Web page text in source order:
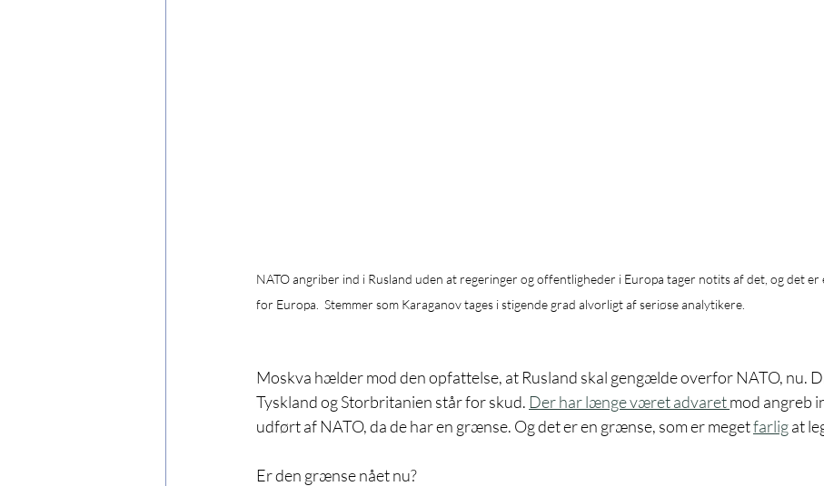
NATO angriber ind i Rusland uden at regeringer og offentligheder i Europa tager notits af det, og det
for Europa.  Stemmer som Karaganov tages i stigende grad alvorligt af seriøse analytikere.
Moskva hælder mod den opfattelse, at Rusland skal gengælde overfor NATO, nu.
Tyskland og Storbritanien står for skud. Der har længe været advaret mod angreb
udført af NATO, da de har en grænse. Og det er en grænse, som er meget farlig at
Er den grænse nået nu?